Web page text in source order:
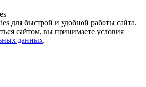
для быстрой и удобной работы сайта.
сайтом, вы принимаете условия
данных.